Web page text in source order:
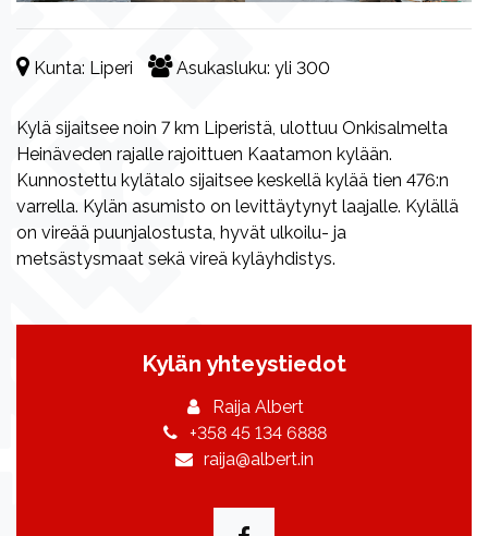
Kunta: Liperi Asukasluku: yli 300
Kylä sijaitsee noin 7 km Liperistä, ulottuu Onkisalmelta
Heinäveden rajalle rajoittuen Kaatamon kylään.
Kunnostettu kylätalo sijaitsee keskellä kylää tien 476:n
varrella. Kylän asumisto on levittäytynyt laajalle. Kylällä
on vireää puunjalostusta, hyvät ulkoilu- ja
metsästysmaat sekä vireä kyläyhdistys.
Kylän yhteystiedot
Raija Albert
+358 45 134 6888
raija@albert.in